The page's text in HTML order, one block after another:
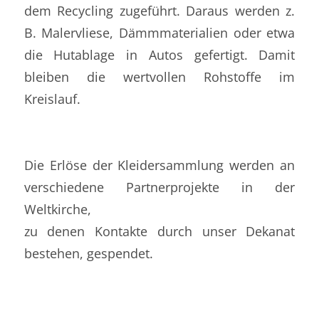
dem Recycling zugeführt. Daraus werden z.
B. Malervliese, Dämmmaterialien oder etwa
die Hutablage in Autos gefertigt. Damit
bleiben die wertvollen Rohstoffe im
Kreislauf.
Die Erlöse der Kleidersammlung werden an
verschiedene Partnerprojekte in der
Weltkirche,
zu denen Kontakte durch unser Dekanat
bestehen, gespendet.